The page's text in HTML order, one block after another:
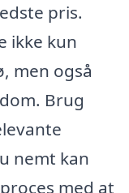
pris.
ikke kun
men også
Brug
nemt kan
med at